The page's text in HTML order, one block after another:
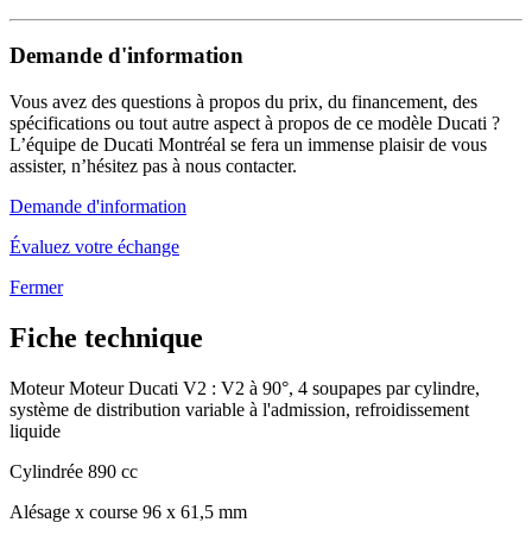
Demande d'information
Vous avez des questions à propos du prix, du financement, des
spécifications ou tout autre aspect à propos de ce modèle Ducati ?
L’équipe de Ducati Montréal se fera un immense plaisir de vous
assister, n’hésitez pas à nous contacter.
Demande d'information
Évaluez votre échange
Fermer
Fiche technique
MoteurMoteur Ducati V2 : V2 à 90°, 4 soupapes par cylindre,
système de distribution variable à l'admission, refroidissement
liquide
Cylindrée 890 cc
Alésage x course 96 x 61,5 mm